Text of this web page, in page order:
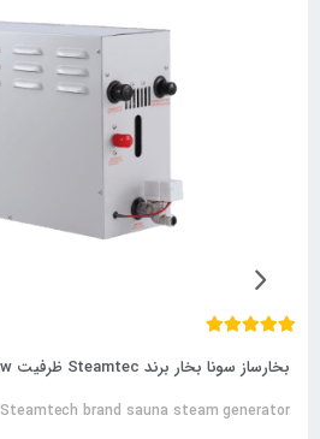
بخارساز سونا بخار برند Steamtec ظرفیت 9kw
Steamtech brand sauna steam generator